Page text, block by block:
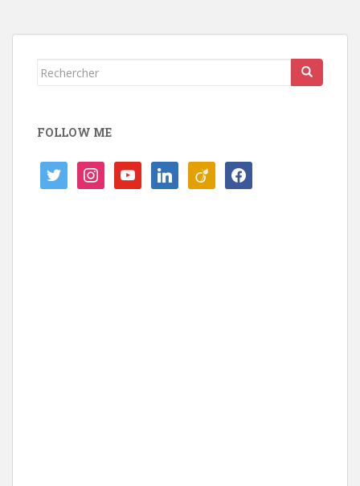
Rechercher...
FOLLOW ME
twitter instagramyoutubelinkedinviadeo facebook